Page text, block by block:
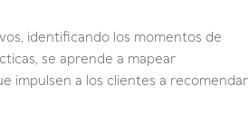
identificando los momentos de
se aprende a mapear
impulsen a los clientes a recomendar